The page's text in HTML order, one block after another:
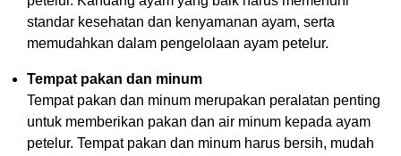
standar kesehatan dan kenyamanan ayam, serta
memudahkan dalam pengelolaan ayam petelur.
Tempat pakan dan minum
Tempat pakan dan minum merupakan peralatan penting
untuk memberikan pakan dan air minum kepada ayam
petelur. Tempat pakan dan minum harus bersih, mudah